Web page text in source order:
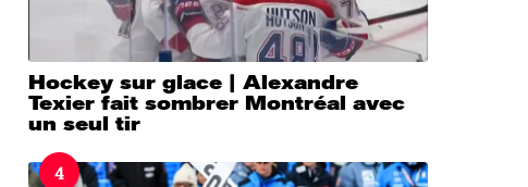
Hockey sur glace | Alexandre
Texier fait sombrer Montréal avec
un seul tir
4